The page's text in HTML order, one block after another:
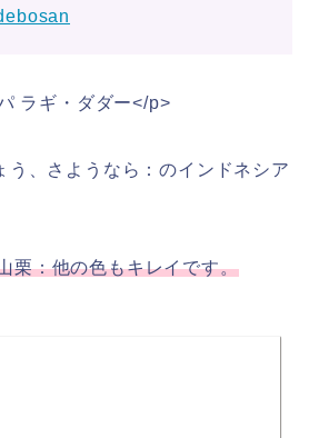
ラギ・ダダー</p>
う、さようなら：のインドネシア
：他の色もキレイです。